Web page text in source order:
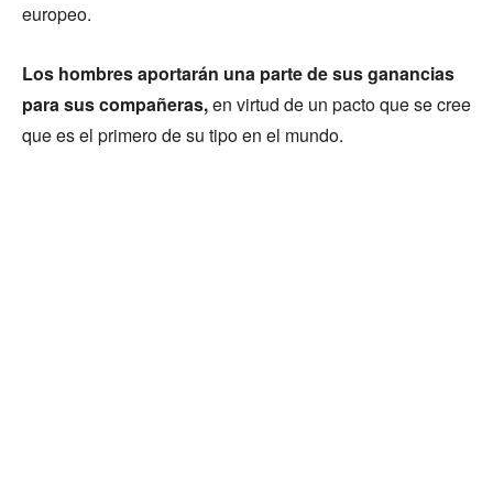
europeo.
Los hombres aportarán una parte de sus ganancias
para sus compañeras,en virtud de un pacto que se cree
que es el primero de su tipo en el mundo.